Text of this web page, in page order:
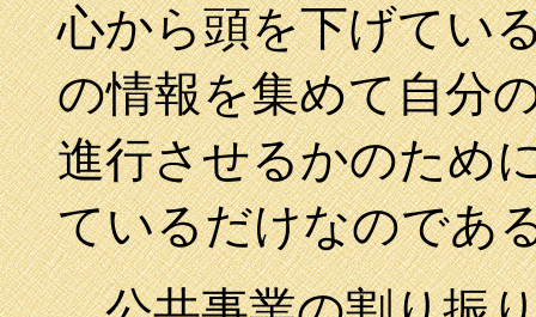
心から頭を下げてい
の情報を集めて自分
進行させるかのため
ているだけなのであ